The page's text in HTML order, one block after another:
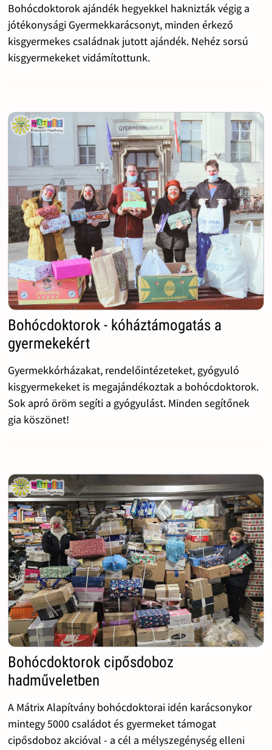
Bohócdoktorok ajándék hegyekkel haknizták végig a
jótékonysági Gyermekkarácsonyt, minden érkező
kisgyermekes családnak jutott ajándék. Nehéz sorsú
kisgyermekeket vidámítottunk.
Bohócdoktorok - kóháztámogatás a
gyermekekért
Gyermekkórházakat, rendelőintézeteket, gyógyuló
kisgyermekeket is megajándékoztak a bohócdoktorok.
Sok apró öröm segíti a gyógyulást. Minden segítőnek
gia köszönet!
Bohócdoktorok cipősdoboz
hadműveletben
A Mátrix Alapítvány bohócdoktorai idén karácsonykor
mintegy 5000 családot és gyermeket támogat
cipősdoboz akcióval - a cél a mélyszegénység elleni